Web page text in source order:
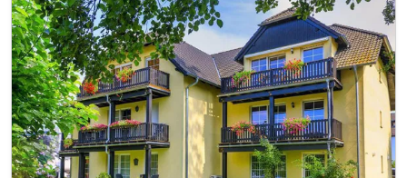
inkl. WLAN-Nutzung